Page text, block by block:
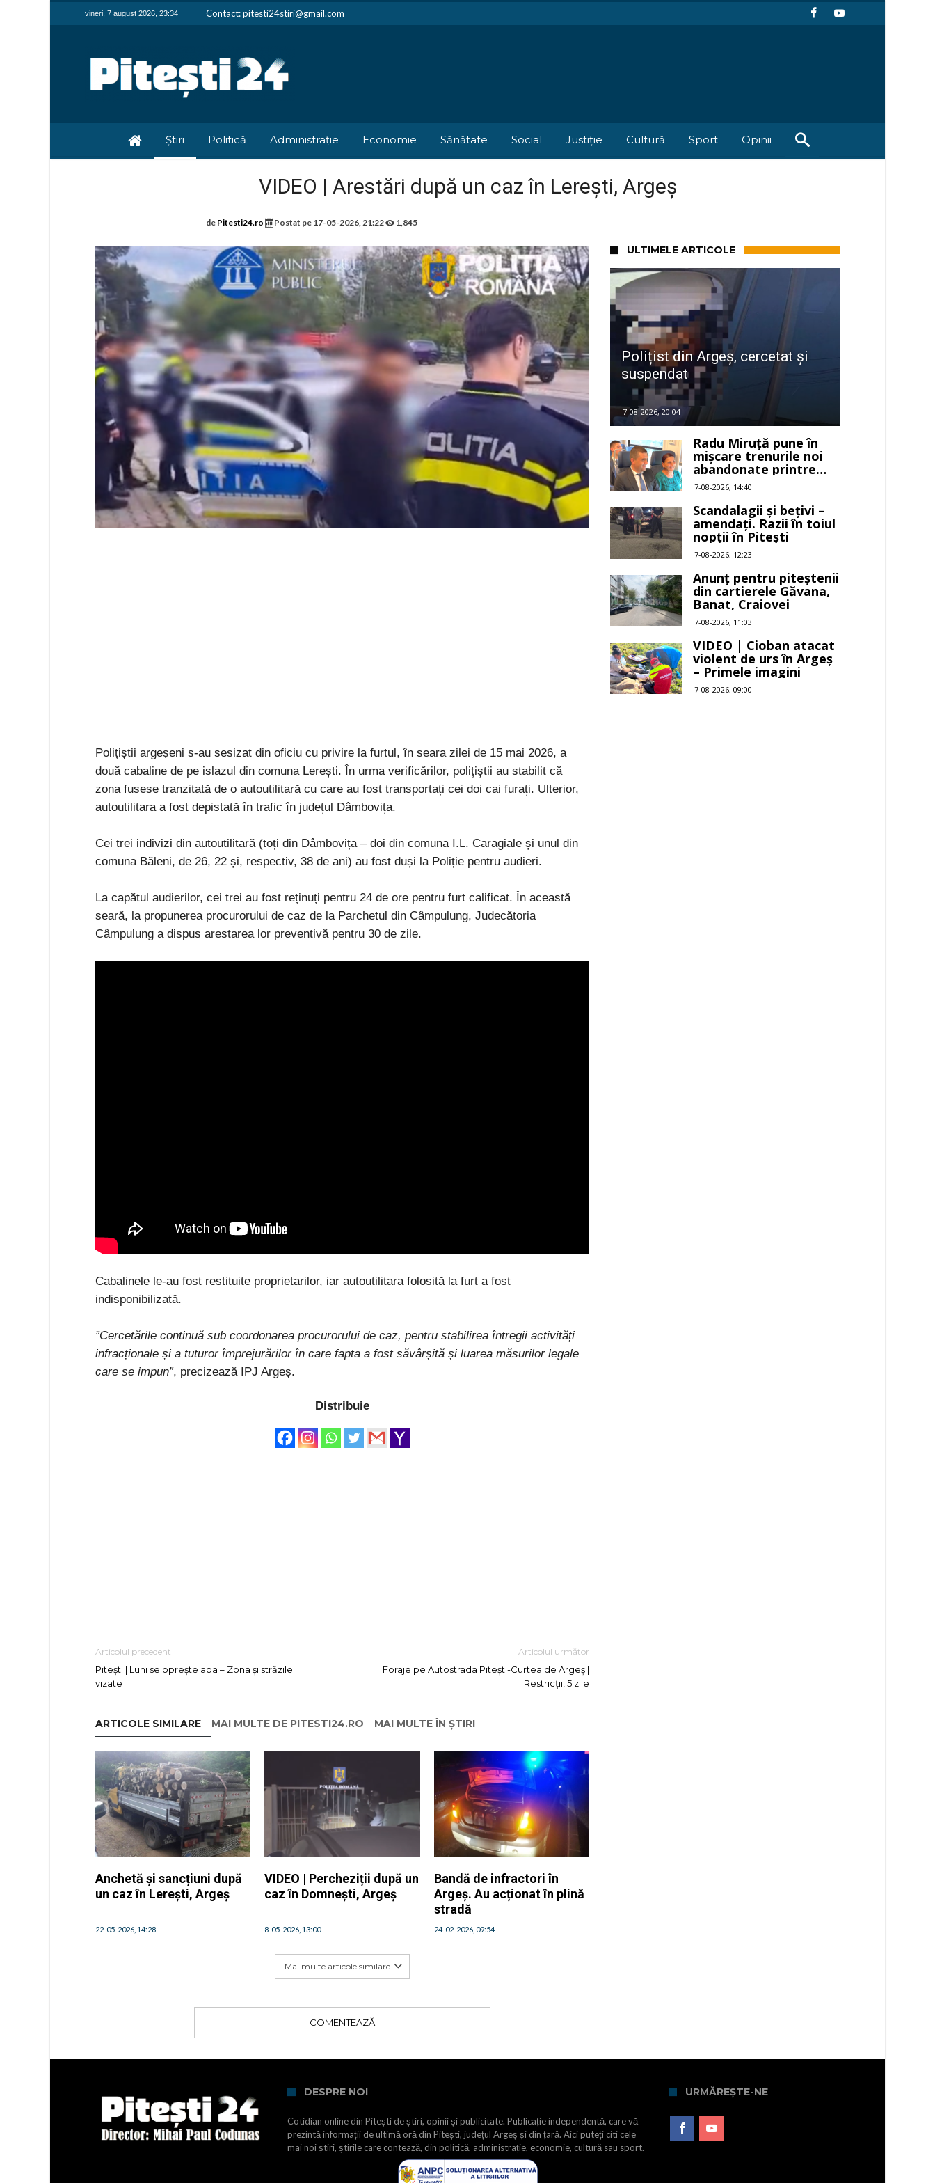
vineri, 7 august 2026, 23:34 Contact: pitesti24stiri@gmail.com
Știri Politică Administrație Economie Sănătate Social Justiție Cultură Sport Opinii
VIDEO | Arestări după un caz în Lerești, Argeș
de Pitesti24.ro Postat pe 17-05-2026, 21:22 1,845
Polițiștii argeșeni s-au sesizat din oficiu cu privire la furtul, în seara zilei de 15 mai 2026, a
două cabaline de pe islazul din comuna Lerești. În urma verificărilor, polițiștii au stabilit că
zona fusese tranzitată de o autoutilitară cu care au fost transportați cei doi cai furați. Ulterior,
autoutilitara a fost depistată în trafic în județul Dâmbovița.
Cei trei indivizi din autoutilitară (toți din Dâmbovița – doi din comuna I.L. Caragiale și unul din
comuna Băleni, de 26, 22 și, respectiv, 38 de ani) au fost duși la Poliție pentru audieri.
La capătul audierilor, cei trei au fost reținuți pentru 24 de ore pentru furt calificat. În această
seară, la propunerea procurorului de caz de la Parchetul din Câmpulung, Judecătoria
Câmpulung a dispus arestarea lor preventivă pentru 30 de zile.
Cabalinele le-au fost restituite proprietarilor, iar autoutilitara folosită la furt a fost
indisponibilizată.
”Cercetările continuă sub coordonarea procurorului de caz, pentru stabilirea întregii activități
infracționale și a tuturor împrejurărilor în care fapta a fost săvârșită și luarea măsurilor legale
care se impun”, precizează IPJ Argeș.
Distribuie
Articolul precedent
Pitești | Luni se oprește apa – Zona și străzile
vizate
Articolul următor
Foraje pe Autostrada Pitești-Curtea de Argeș |
Restricții, 5 zile
ARTICOLE SIMILARE MAI MULTE DE PITESTI24.RO MAI MULTE ÎN ȘTIRI
Anchetă și sancțiuni după
un caz în Lerești, Argeș
22-05-2026, 14:28
VIDEO | Percheziții după un
caz în Domnești, Argeș
8-05-2026, 13:00
Bandă de infractori în
Argeș. Au acționat în plină
stradă
24-02-2026, 09:54
Mai multe articole similare
COMENTEAZĂ
ULTIMELE ARTICOLE
Polițist din Argeș, cercetat și
suspendat
7-08-2026, 20:04
Radu Miruță pune în
mișcare trenurile noi
abandonate printre
buruieni
7-08-2026, 14:40
Scandalagii și bețivi –
amendați. Razii în toiul
nopții în Pitești
7-08-2026, 12:23
Anunț pentru piteștenii
din cartierele Găvana,
Banat, Craiovei
7-08-2026, 11:03
VIDEO | Cioban atacat
violent de urs în Argeș
– Primele imagini
7-08-2026, 09:00
DESPRE NOI
Cotidian online din Pitești de știri, opinii și publicitate. Publicație independentă, care vă
prezintă informații de ultimă oră din Pitești, județul Argeș și din țară. Aici puteți citi cele
mai noi știri, știrile care contează, din politică, administrație, economie, cultură sau sport.
URMĂREȘTE-NE